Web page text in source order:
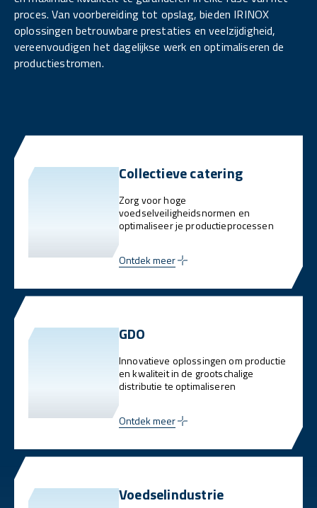
proces. Van voorbereiding tot opslag, bieden IRINOX
oplossingen betrouwbare prestaties en veelzijdigheid,
vereenvoudigen het dagelijkse werk en optimaliseren de
productiestromen.
Collectieve catering
Zorg voor hoge
voedselveiligheidsnormen en
optimaliseer je productieprocessen
Ontdek meer
GDO
Innovatieve oplossingen om productie
en kwaliteit in de grootschalige
distributie te optimaliseren
Ontdek meer
Voedselindustrie